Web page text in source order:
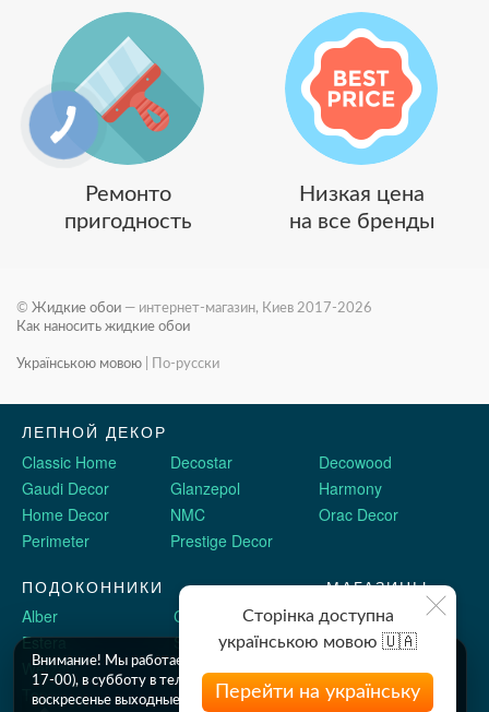
Ремонто
пригодность
Низкая цена
на все бренды
© Жидкие обои — интернет-магазин, Киев 2017-2026
Как наносить жидкие обои
Українською мовою По-русски
ЛЕПНОЙ ДЕКОР
Classic Home
Decostar
Decowood
Gaudi Decor
Glanzepol
Harmony
Home Decor
NMC
Orac Decor
Perimeter
Prestige Decor
ПОДОКОННИКИ
Alber
Crystalit
Estera
Sauberg
Werzalit
Plastolit
Topalit
МАГАЗИНЫ
Двери Omis
Stickerwall
Жидкие обои
Внимание! Мы работаем c 9 до 18 по будням (шоу рум до
17-00), в субботу в телефоном режиме с 10 до 16, и в
воскресенье выходные. Оформляйте заказы онлайн в
Сторінка доступна
українською мовою 🇺🇦
Перейти на українську